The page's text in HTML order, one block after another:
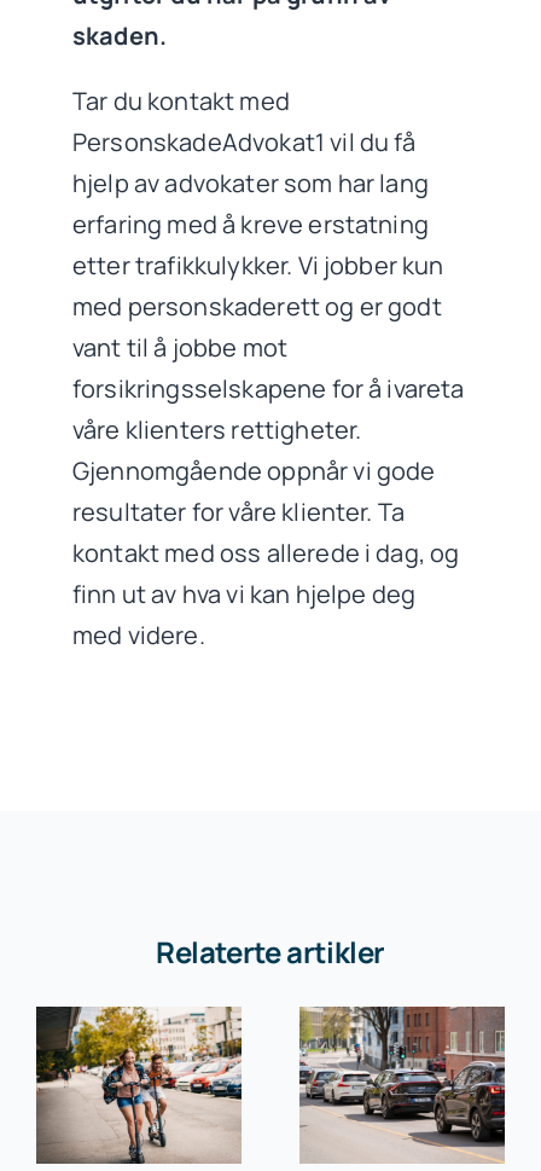
skaden.
Tar du kontakt med
PersonskadeAdvokat1 vil du få
hjelp av advokater som har lang
erfaring med å kreve erstatning
etter trafikkulykker. Vi jobber kun
med personskaderett og er godt
vant til å jobbe mot
forsikringsselskapene for å ivareta
våre klienters rettigheter.
Gjennomgående oppnår vi gode
resultater for våre klienter. Ta
kontakt med oss allerede i dag, og
finn ut av hva vi kan hjelpe deg
med videre.
Relaterte artikler